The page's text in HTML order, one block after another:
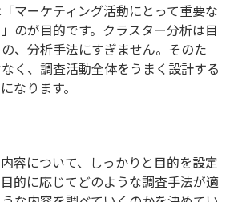
マーケティング活動にとって重要な
のが目的です。クラスター分析は目
、分析手法にすぎません。そのた
く、調査活動全体をうまく設計する
なります。
容について、しっかりと目的を設定
的に応じてどのような調査手法が適